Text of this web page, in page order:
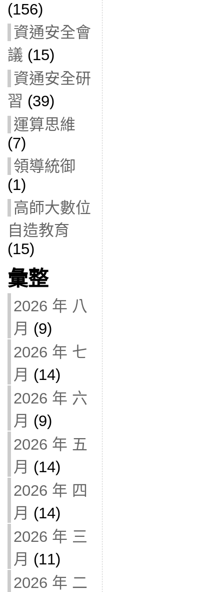
(156)
資通安全會
議 (15)
資通安全研
習 (39)
運算思維
(7)
領導統御
(1)
高師大數位
自造教育
(15)
彙整
2026 年 八
月 (9)
2026 年 七
月 (14)
2026 年 六
月 (9)
2026 年 五
月 (14)
2026 年 四
月 (14)
2026 年 三
月 (11)
2026 年 二